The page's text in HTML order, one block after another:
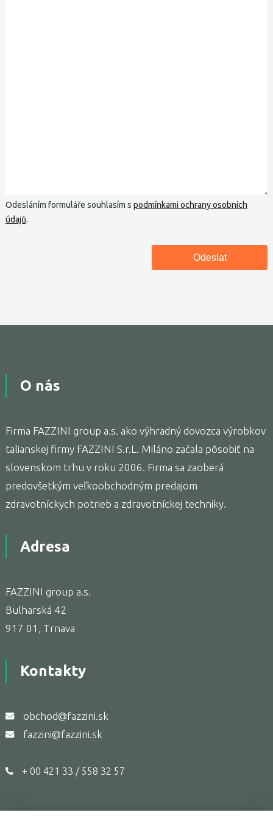
Odesláním formuláře souhlasím s podmínkami ochrany osobních
údajů.
O nás
Firma FAZZINI group a.s. ako výhradný dovozca výrobkov
talianskej firmy FAZZINI S.r.L. Miláno začala pôsobiť na
slovenskom trhu v roku 2006. Firma sa zaoberá
predovšetkým veľkoobchodným predajom
zdravotníckych potrieb a zdravotníckej techniky.
Adresa
FAZZINI group a.s.
Bulharská 42
917 01, Trnava
Kontakty
obchod@fazzini.sk
fazzini@fazzini.sk
+ 00 421 33 / 558 32 57